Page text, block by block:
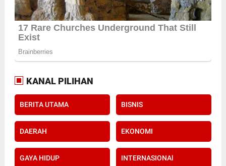
KANAL PILIHAN
BERITA UTAMA BISNIS
DAERAH EKONOMI
GAYA HIDUP INTERNASIONAl